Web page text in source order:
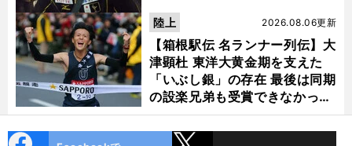
【箱根駅伝 名ランナー列伝】大
津顕杜 東洋大黄金期を支えた
「いぶし銀」の存在 最後は同期
の設楽兄弟も受賞できなかった
金栗杯に輝く
2026.08.06更新
陸上